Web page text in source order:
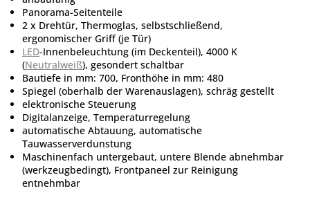
Panorama-Seitenteile
2 x Drehtür, Thermoglas, selbstschließend,
ergonomischer Griff (je Tür)
LED-Innenbeleuchtung (im Deckenteil), 4000 K
(Neutralweiß), gesondert schaltbar
Bautiefe in mm: 700, Fronthöhe in mm: 480
Spiegel (oberhalb der Warenauslagen), schräg gestellt
elektronische Steuerung
Digitalanzeige, Temperaturregelung
automatische Abtauung, automatische
Tauwasserverdunstung
Maschinenfach untergebaut, untere Blende abnehmbar
(werkzeugbedingt), Frontpaneel zur Reinigung
entnehmbar